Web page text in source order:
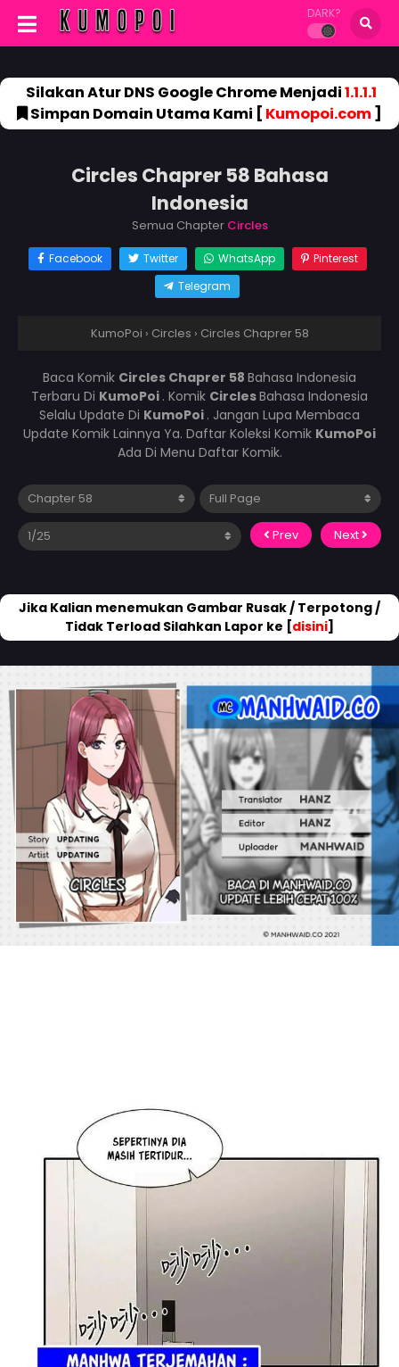
DARK?
Silakan Atur DNS Google Chrome Menjadi1.1.1.1
Simpan Domain Utama Kami [ Kumopoi.com]
Circles Chaprer 58 Bahasa
Indonesia
Semua Chapter Circles
Facebook Twitter WhatsApp
Pinterest
Telegram
KumoPoi › Circles › Circles Chaprer 58
Baca Komik Circles Chaprer 58 Bahasa Indonesia
Terbaru Di KumoPoi . Komik CirclesBahasa Indonesia
Selalu Update Di KumoPoi . Jangan Lupa Membaca
Update Komik Lainnya Ya. Daftar Koleksi Komik KumoPoi
Ada Di Menu Daftar Komik.
Prev Next
Jika Kalian menemukan Gambar Rusak / Terpotong /
Tidak Terload Silahkan Lapor ke [disini]